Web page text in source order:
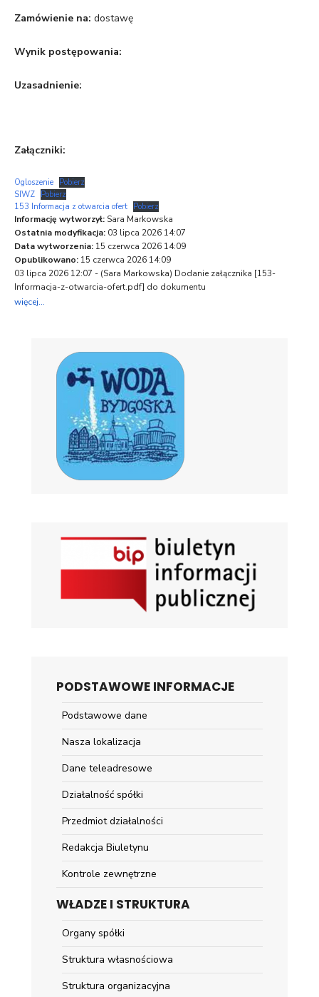
Zamówienie na: dostawę
Wynik postępowania:
Uzasadnienie:
Załączniki:
Ogloszenie Pobierz
SIWZ Pobierz
153 Informacja z otwarcia ofert Pobierz
Informację wytworzył: Sara Markowska
Ostatnia modyfikacja: 03 lipca 2026 14:07
Data wytworzenia: 15 czerwca 2026 14:09
Opublikowano: 15 czerwca 2026 14:09
03 lipca 2026 12:07 - (Sara Markowska) Dodanie załącznika [153-
Informacja-z-otwarcia-ofert.pdf] do dokumentu
więcej...
PODSTAWOWE INFORMACJE
Podstawowe dane
Nasza lokalizacja
Dane teleadresowe
Działalność spółki
Przedmiot działalności
Redakcja Biuletynu
Kontrole zewnętrzne
WŁADZE I STRUKTURA
Organy spółki
Struktura własnościowa
Struktura organizacyjna